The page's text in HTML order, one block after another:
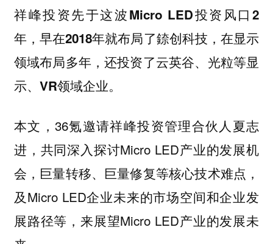
祥峰投资先于这波Micro LED投资风口2
年，早在2018年就布局了錼创科技，在显示
领域布局多年，还投资了云英谷、光粒等显
示、VR领域企业。
本文，36氪邀请祥峰投资管理合伙人夏志
进，共同深入探讨Micro LED产业的发展机
会，巨量转移、巨量修复等核心技术难点，
及Micro LED企业未来的市场空间和企业发
展路径等，来展望Micro LED产业的发展未